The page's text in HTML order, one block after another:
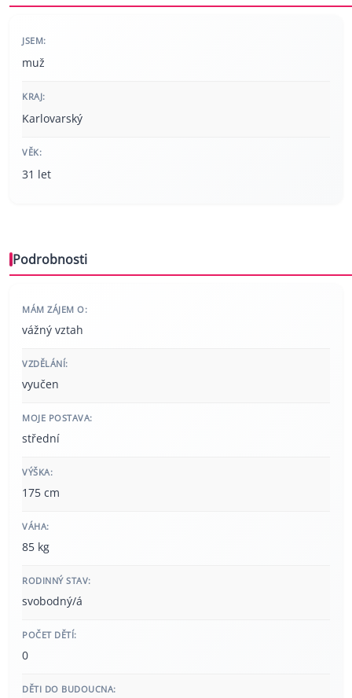
JSEM:
muž
KRAJ:
Karlovarský
VĚK:
31 let
Podrobnosti
MÁM ZÁJEM O:
vážný vztah
VZDĚLÁNÍ:
vyučen
MOJE POSTAVA:
střední
VÝŠKA:
175 cm
VÁHA:
85 kg
RODINNÝ STAV:
svobodný/á
POČET DĚTÍ:
0
DĚTI DO BUDOUCNA: